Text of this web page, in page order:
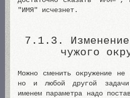
"ИМЯ" исчезнет.
7.1.3. Изменение
чужого
Можно сменить окружение
но и любой другой
именем параметра надо